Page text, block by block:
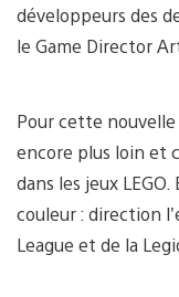
développeurs des
le Game Director
Pour cette
encore plus loin et
dans les jeux
couleur : direction
League et de la